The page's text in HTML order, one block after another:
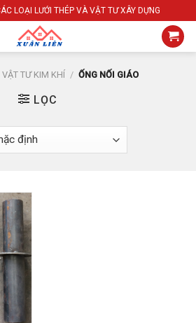
LOẠI LƯỚI THÉP VÀ VẬT TƯ XÂY DỰNG
VẬT TƯ KIM KHÍ / ỐNG NỐI GIÁO
LỌC